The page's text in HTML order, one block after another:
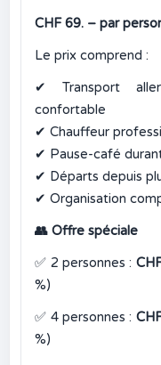
CHF 69. – par
Le prix comprend :
✔
Transport
confortable
✔ Chauffeur
✔ Pause-café
✔ Départs depuis
✔ Organisation
👥 Offre spéciale
✅ 2 personnes :
%)
✅ 4 personnes :
%)